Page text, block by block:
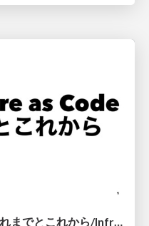
Infrastructure as Codeのこれまでとこれから/Infra Study Meetup #1